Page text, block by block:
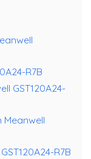
R7B
GST120A24-
Meanwell
R7B